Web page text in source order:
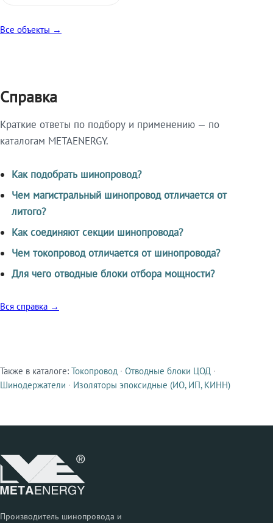
Все объекты →
Справка
Краткие ответы по подбору и применению — по
каталогам METAENERGY.
Как подобрать шинопровод?
Чем магистральный шинопровод отличается от
литого?
Как соединяют секции шинопровода?
Чем токопровод отличается от шинопровода?
Для чего отводные блоки отбора мощности?
Вся справка →
Смежные продукты
Также в каталоге: Токопровод · Отводные блоки ЦОД ·
Шинодержатели · Изоляторы эпоксидные (ИО, ИП, КИНН)
Производитель шинопровода и